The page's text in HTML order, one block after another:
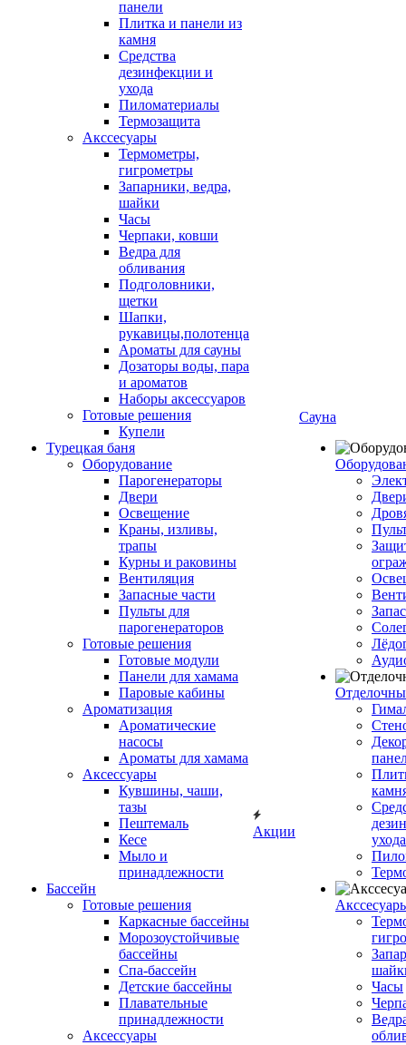
панели
Плитка и панели из
камня
Средства
дезинфекции и
ухода
Пиломатериалы
Термозащита
Аксcесуары
Термометры,
гигрометры
Запарники, ведра,
шайки
Часы
Черпаки, ковши
Ведра для
обливания
Подголовники,
щетки
Шапки,
рукавицы,полотенца
Ароматы для сауны
Дозаторы воды, пара
и ароматов
Наборы аксессуаров
Готовые решения
Купели
Турецкая баня
Оборудование
Парогенераторы
Двери
Освещение
Краны, изливы,
трапы
Курны и раковины
Вентиляция
Запасные части
Пульты для
парогенераторов
Готовые решения
Готовые модули
Панели для хамама
Паровые кабины
Ароматизация
Ароматические
насосы
Ароматы для хамама
Аксессуары
Кувшины, чаши,
тазы
Пештемаль
Кесе
Мыло и
принадлежности
Бассейн
Готовые решения
Каркасные бассейны
Морозоустойчивые
бассейны
Спа-бассейн
Детские бассейны
Плавательные
принадлежности
Аксессуары
Акции
Сауна
ухода
Часы